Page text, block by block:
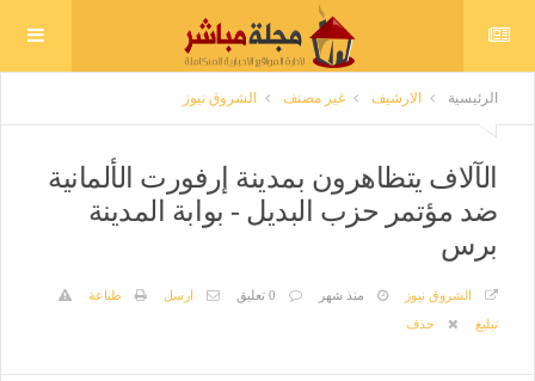
الرئيسية الارشيف غير مصنف الشروق نيوز
الآلاف يتظاهرون بمدينة إرفورت الألمانية
ضد مؤتمر حزب البديل - بوابة المدينة
برس
الشروق نيوز منذ شهر 0 تعليق ارسل
طباعة
تبليغ
حذف